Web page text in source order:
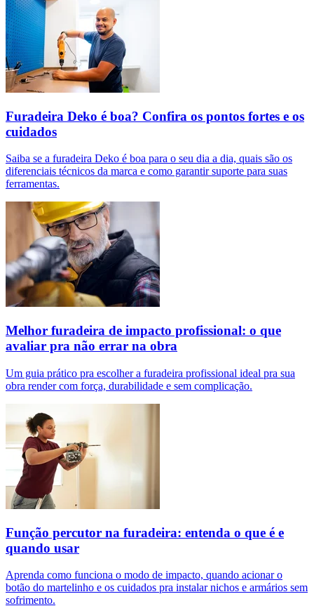
Furadeira Deko é boa? Confira os pontos fortes e os
cuidados
Saiba se a furadeira Deko é boa para o seu dia a dia, quais são os
diferenciais técnicos da marca e como garantir suporte para suas
ferramentas.
Melhor furadeira de impacto profissional: o que
avaliar pra não errar na obra
Um guia prático pra escolher a furadeira profissional ideal pra sua
obra render com força, durabilidade e sem complicação.
Função percutor na furadeira: entenda o que é e
quando usar
Aprenda como funciona o modo de impacto, quando acionar o
botão do martelinho e os cuidados pra instalar nichos e armários sem
sofrimento.